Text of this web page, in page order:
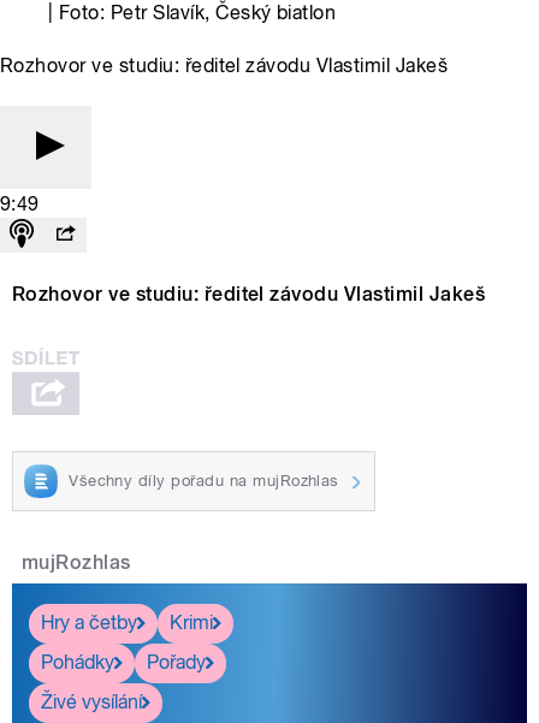
| Foto: Petr Slavík, Český biatlon
Rozhovor ve studiu: ředitel závodu Vlastimil Jakeš
9:49
Rozhovor ve studiu: ředitel závodu Vlastimil Jakeš
Všechny díly pořadu na mujRozhlas
mujRozhlas
Hry a četby
Krimi
Pohádky
Pořady
Živé vysílání